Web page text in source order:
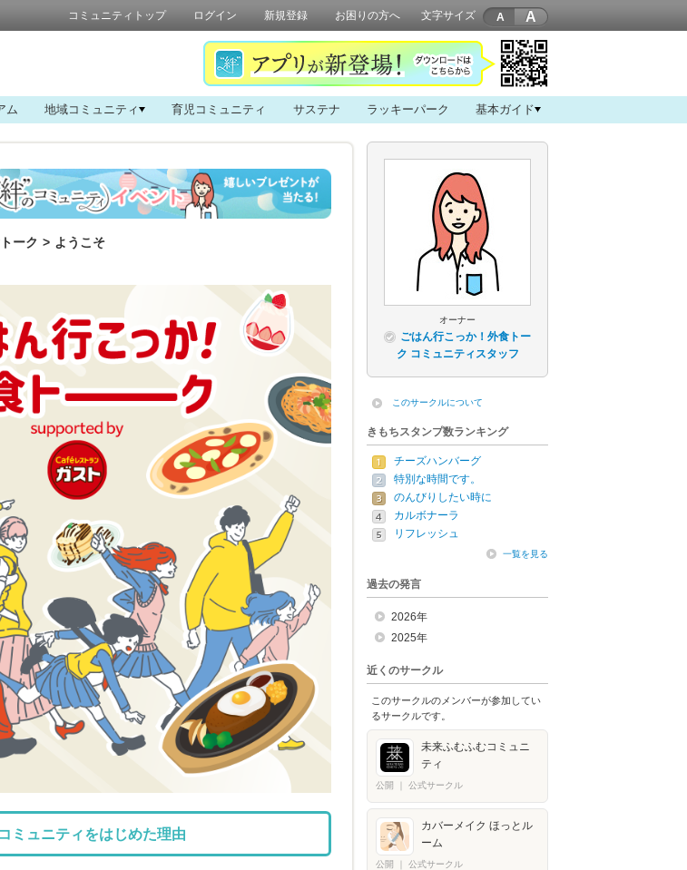
コミュニティトップ ログイン 新規登録 お困りの方へ 文字サイズ A
ム 地域コミュニティ 育児コミュニティ サステナ ラッキーパーク 基本ガイド
ーク > ようこそ
コミュニティをはじめた理由
オーナー
ごはん行こっか！外食トー
ク コミュニティスタッフ
このサークルについて
きもちスタンプ数ランキング
チーズハンバーグ
特別な時間です。
のんびりしたい時に
カルボナーラ
リフレッシュ
一覧を見る
過去の発言
2026年
2025年
近くのサークル
このサークルのメンバーが参加してい
るサークルです。
未来ふむふむコミュニ
ティ
公開 公式サークル
カバーメイク ほっとル
ーム
公開 公式サークル